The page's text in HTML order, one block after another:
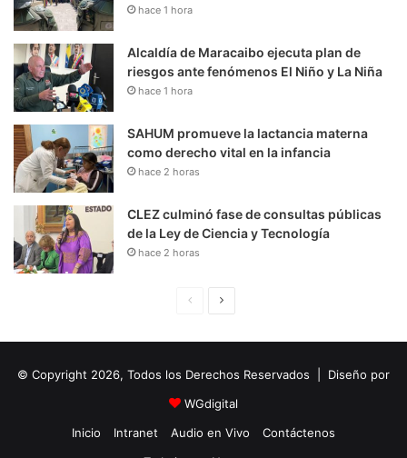
hace 1 hora
Alcaldía de Maracaibo ejecuta plan de
riesgos ante fenómenos El Niño y La Niña
hace 1 hora
SAHUM promueve la lactancia materna
como derecho vital en la infancia
hace 2 horas
CLEZ culminó fase de consultas públicas
de la Ley de Ciencia y Tecnología
hace 2 horas
i
n
a
u
i
e
© Copyright 2026, Todos los Derechos Reservados | Diseño por
WGdigital
Inicio
Intranet Audio en Vivo
Contáctenos